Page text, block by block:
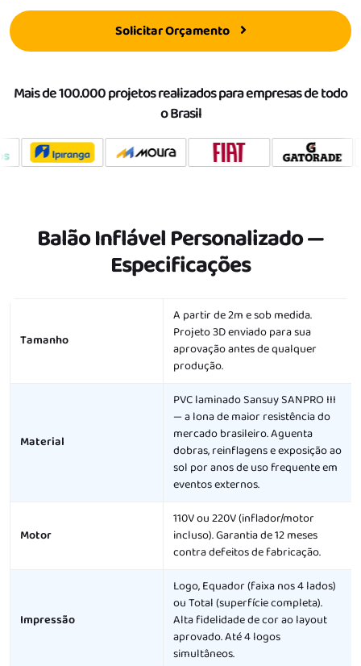
Solicitar Orçamento
Mais de 100.000 projetos realizados para empresas de todo
o Brasil
Balão Inflável Personalizado—
Especificações
Tamanho
A partir de 2m e sob medida.
Projeto 3D enviado para sua
aprovação antes de qualquer
produção.
Material
PVC laminado Sansuy SANPRO III
— a lona de maior resistência do
mercado brasileiro. Aguenta
dobras, reinflagens e exposição ao
sol por anos de uso frequente em
eventos externos.
Motor
110V ou 220V (inflador/motor
incluso). Garantia de 12 meses
contra defeitos de fabricação.
Impressão
Logo, Equador (faixa nos 4 lados)
ou Total (superfície completa).
Alta fidelidade de cor ao layout
aprovado. Até 4 logos
simultâneos.